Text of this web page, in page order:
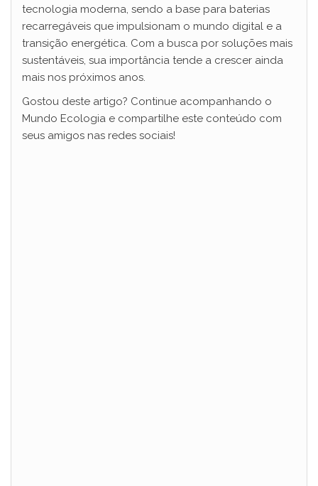
tecnologia moderna, sendo a base para baterias
recarregáveis que impulsionam o mundo digital e a
transição energética. Com a busca por soluções mais
sustentáveis, sua importância tende a crescer ainda
mais nos próximos anos.
Gostou deste artigo? Continue acompanhando o
Mundo Ecologia e compartilhe este conteúdo com
seus amigos nas redes sociais!